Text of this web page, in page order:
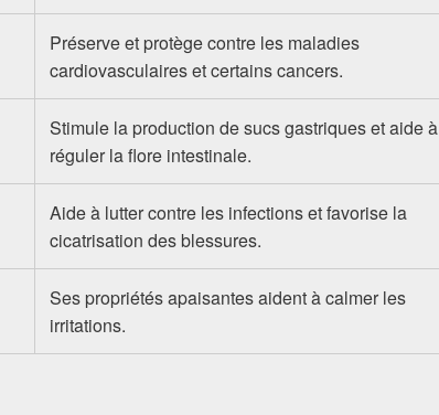
Préserve et protège contre les maladies
cardiovasculaires et certains cancers.
Stimule la production de sucs gastriques et aide à
réguler la flore intestinale.
Aide à lutter contre les infections et favorise la
cicatrisation des blessures.
Ses propriétés apaisantes aident à calmer les
irritations.